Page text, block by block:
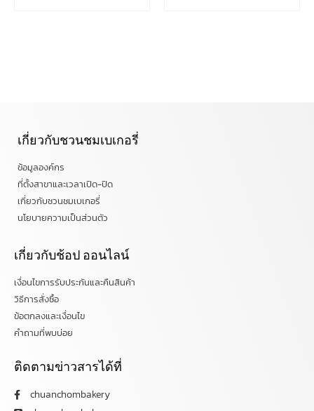
เกี่ยวกับชวนชมเบเกอรี่
ข้อมูลองค์กร
ที่ตั้งสาขาและเวลาเปิด-ปิด
เกี่ยวกับชวนชมเบเกอรี่
นโยบายความเป็นส่วนตัว
เกี่ยวกับช้อป ออนไลน์
เงื่อนไขการรับประกันและคืนสินค้า
วิธีการสั่งซื้อ
ข้อตกลงและเงื่อนไข
คำถามที่พบบ่อย
ติดตามข่าวสารได้ที่
chuanchombakery